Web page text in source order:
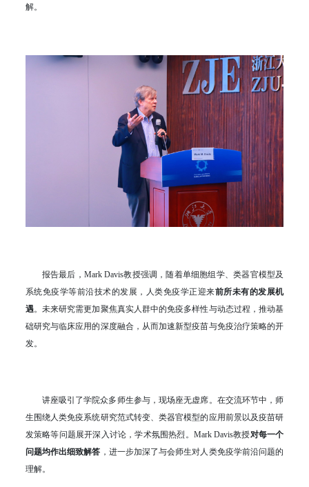
解。
报告最后，Mark Davis教授强调，随着单细胞组学、类器官模型及
系统免疫学等前沿技术的发展，人类免疫学正迎来前所未有的发展机
遇。未来研究需更加聚焦真实人群中的免疫多样性与动态过程，推动基
础研究与临床应用的深度融合，从而加速新型疫苗与免疫治疗策略的开
发。
讲座吸引了学院众多师生参与，现场座无虚席。在交流环节中，师
生围绕人类免疫系统研究范式转变、类器官模型的应用前景以及疫苗研
发策略等问题展开深入讨论，学术氛围热烈。Mark Davis教授对每一个
问题均作出细致解答 ，进一步加深了与会师生对人类免疫学前沿问题的
理解。